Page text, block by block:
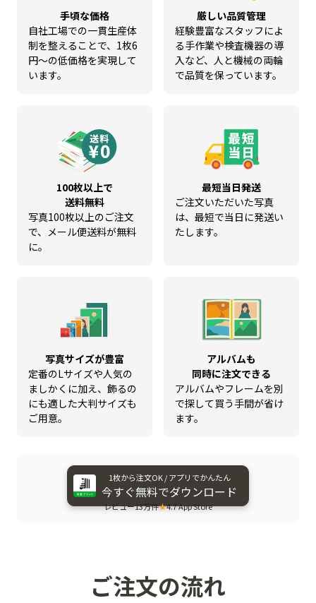
手頃な価格
自社工場での一貫生産体
制を整えることで、1枚6
円～の低価格を実現して
います。
厳しい品質管理
経験豊富なスタッフによ
る手作業や検査機器の導
入など、人と機械の両輪
で品質を保っています。
100枚以上で
送料無料
写真100枚以上のご注文
で、メール便送料が無料
に。
最短当日発送
ご注文いただいた写真
は、最短で当日に発送い
たします。
写真サイズが豊富
定番のLサイズや人気の
ましかくに加え、飾るの
にも適した大判サイズも
ご用意。
アルバムも
同時に注文できる
アルバムやフレームを別
で探して買う手間が省け
ます。
1枚から​注文OK / アプリで​かんたん
今すぐ​無料で​ダウンロード
レビュー13万件★4.7 App Store
ご注文の流れ